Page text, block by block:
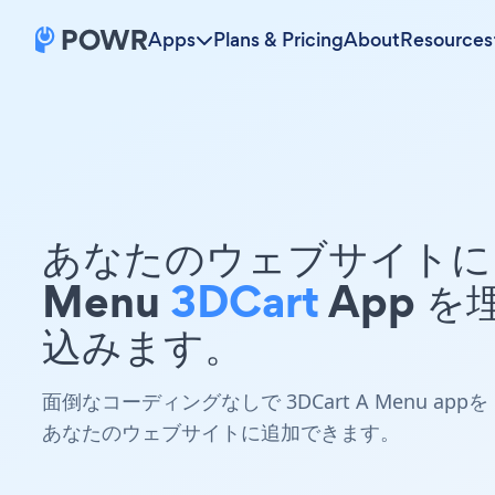
Apps Plans & PricingAboutResources
あなたのウェブサイト
Menu 3DCartApp を
込みます。
面倒なコーディングなしで 3DCart A Menu appを
あなたのウェブサイトに追加できます。